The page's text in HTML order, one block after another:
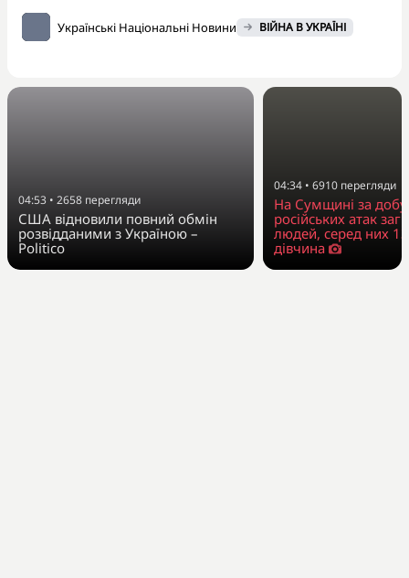
Українські Національні Новини ВІЙНА В УКРАЇНІ
04:53 • 2658 перегляди
США відновили повний обмін
розвідданими з Україною –
Politico
04:34 • 6910 перегляди
На Сумщині за добу
російських атак
людей, серед них
дівчина